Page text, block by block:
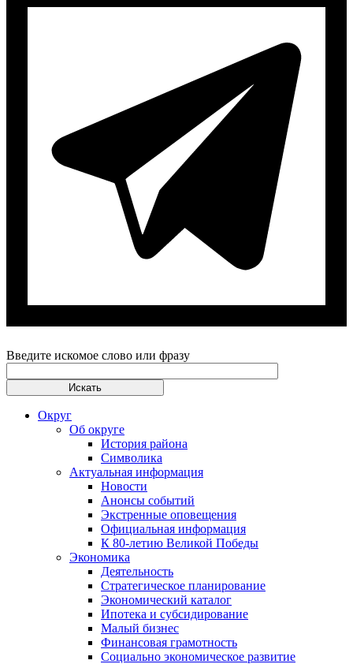
Введите искомое слово или фразу
Округ
Об округе
История района
Символика
Актуальная информация
Новости
Анонсы событий
Экстренные оповещения
Официальная информация
К 80-летию Великой Победы
Экономика
Деятельность
Стратегическое планирование
Экономический каталог
Ипотека и субсидирование
Малый бизнес
Финансовая грамотность
Социально экономическое развитие